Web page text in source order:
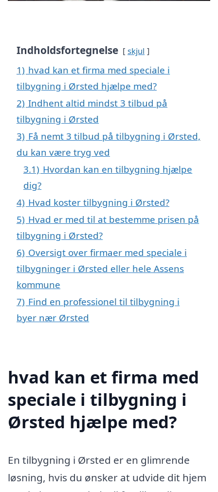
Indholdsfortegnelse skjul
1) hvad kan et firma med speciale i
tilbygning i Ørsted hjælpe med?
2) Indhent altid mindst 3 tilbud på
tilbygning i Ørsted
3) Få nemt 3 tilbud på tilbygning i Ørsted,
du kan være tryg ved
3.1) Hvordan kan en tilbygning hjælpe
dig?
4) Hvad koster tilbygning i Ørsted?
5) Hvad er med til at bestemme prisen på
tilbygning i Ørsted?
6) Oversigt over firmaer med speciale i
tilbygninger i Ørsted eller hele Assens
kommune
7) Find en professionel til tilbygning i
byer nær Ørsted
hvad kan et firma med
speciale i tilbygning i
Ørsted hjælpe med?
En tilbygning i Ørsted er en glimrende
løsning, hvis du ønsker at udvide dit hjem